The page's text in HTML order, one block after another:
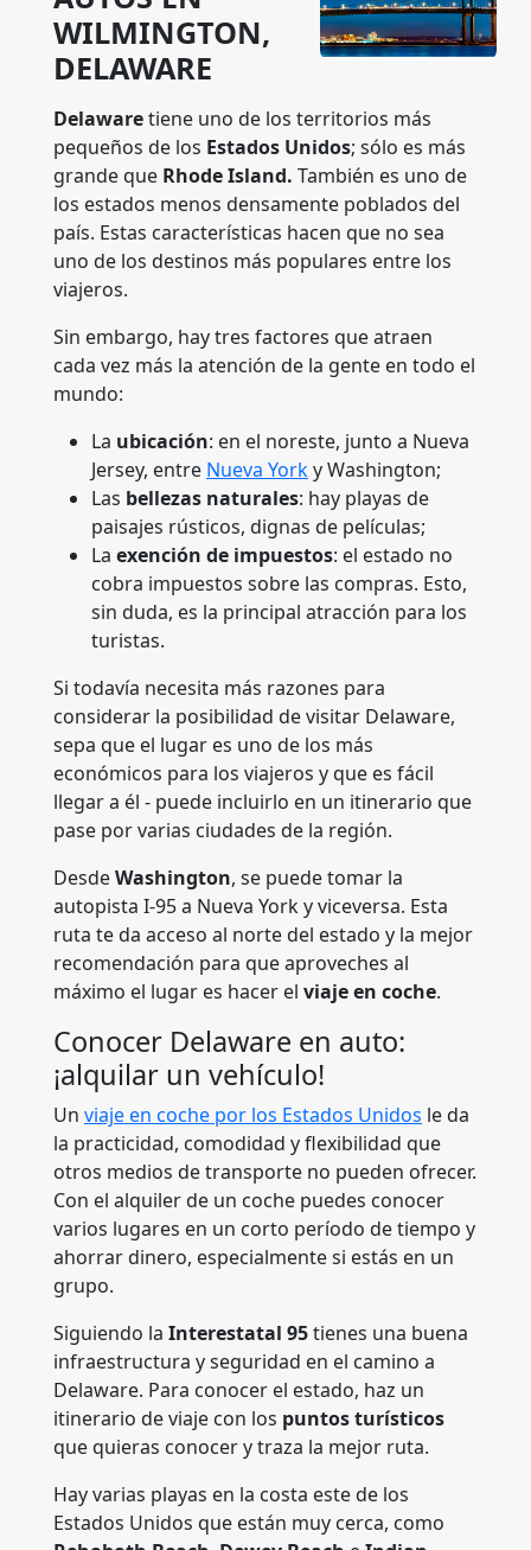
WILMINGTON,
DELAWARE
Delawaretiene uno de los territorios más
pequeños de los Estados Unidos; sólo es más
grande que Rhode Island. También es uno de
los estados menos densamente poblados del
país. Estas características hacen que no sea
uno de los destinos más populares entre los
viajeros.
Sin embargo, hay tres factores que atraen
cada vez más la atención de la gente en todo el
mundo:
La ubicación: en el noreste, junto a Nueva
Jersey, entre Nueva Yorky Washington;
Las bellezas naturales: hay playas de
paisajes rústicos, dignas de películas;
La exención de impuestos: el estado no
cobra impuestos sobre las compras. Esto,
sin duda, es la principal atracción para los
turistas.
Si todavía necesita más razones para
considerar la posibilidad de visitar Delaware,
sepa que el lugar es uno de los más
económicos para los viajeros y que es fácil
llegar a él - puede incluirlo en un itinerario que
pase por varias ciudades de la región.
DesdeWashington, se puede tomar la
autopista I-95 a Nueva York y viceversa. Esta
ruta te da acceso al norte del estado y la mejor
recomendación para que aproveches al
máximo el lugar es hacer el viaje en coche.
Conocer Delaware en auto:
¡alquilar un vehículo!
Un viaje en coche por los Estados Unidos le da
la practicidad, comodidad y flexibilidad que
otros medios de transporte no pueden ofrecer.
Con el alquiler de un coche puedes conocer
varios lugares en un corto período de tiempo y
ahorrar dinero, especialmente si estás en un
grupo.
Siguiendo la Interestatal 95tienes una buena
infraestructura y seguridad en el camino a
Delaware. Para conocer el estado, haz un
itinerario de viaje con los puntos turísticos
que quieras conocer y traza la mejor ruta.
Hay varias playas en la costa este de los
Estados Unidos que están muy cerca, como